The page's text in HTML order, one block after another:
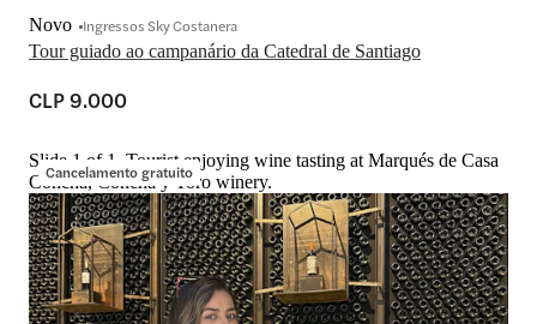
Tour guiado ao campanário da Catedral de Santiago
Novo Ingressos Sky Costanera
CLP 9.000
Cancelamento gratuito
Slide 1 of 1, Tourist enjoying wine tasting at Marqués de Casa
Concha, Concha y Toro winery.